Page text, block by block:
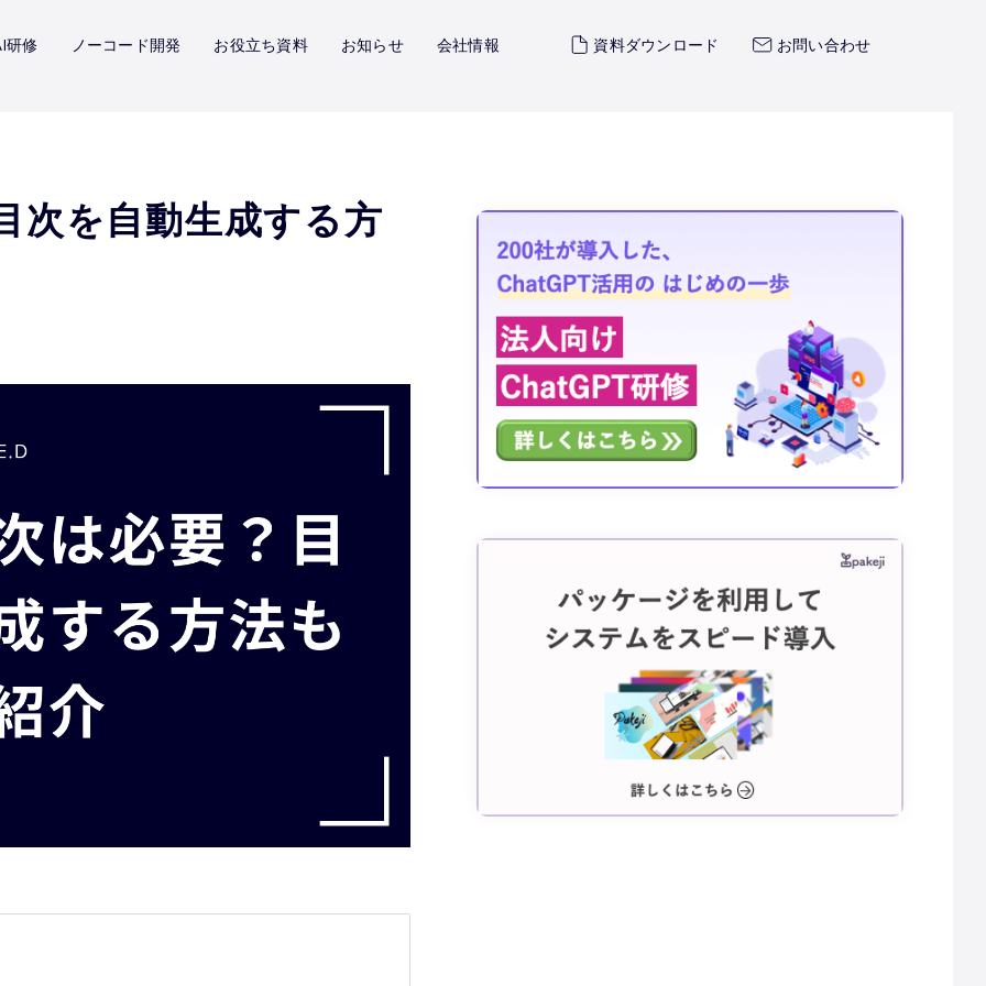
研修 ノーコード開発 お役立ち資料 お知らせ 会社情報 資料ダウンロード お問い合わせ
次を自動生成する方